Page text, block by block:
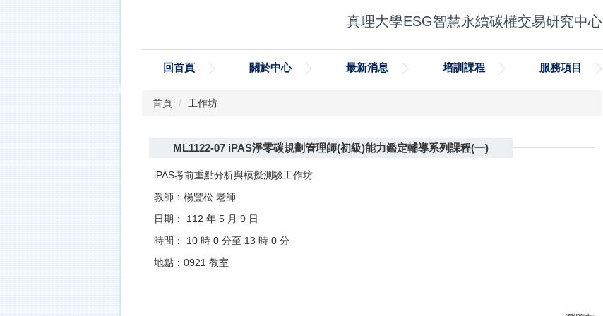
真理大學ESG智慧永續碳權交易研究中心
回首頁 關於中心 最新消息 培訓課程 服務項目
首頁 工作坊
ML1122-07 iPAS淨零碳規劃管理師(初級)能力鑑定輔導系列課程(一)
iPAS考前重點分析與模擬測驗工作坊
教師：楊豐松 老師
日期： 112 年 5 月 9 日
時間： 10 時 0 分至 13 時 0 分
地點：0921 教室